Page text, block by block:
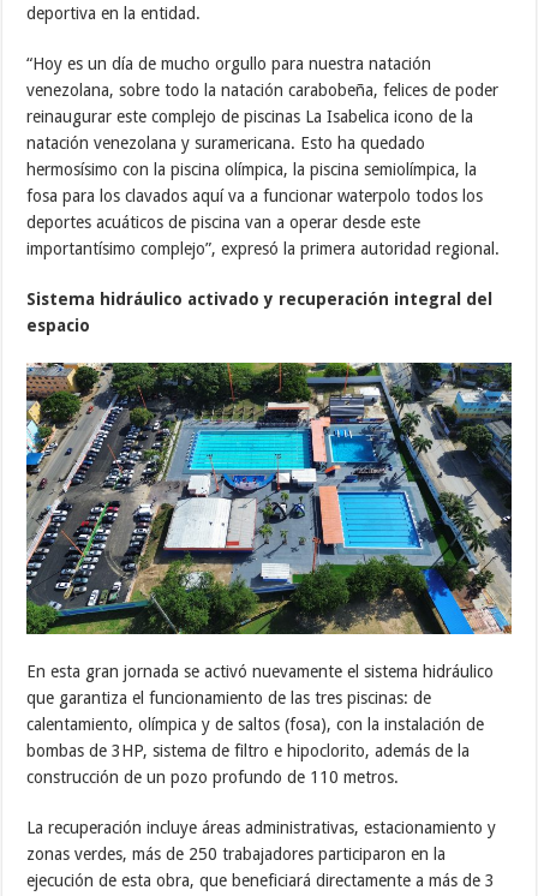
deportiva en la entidad.
“Hoy es un día de mucho orgullo para nuestra natación
venezolana, sobre todo la natación carabobeña, felices de poder
reinaugurar este complejo de piscinas La Isabelica icono de la
natación venezolana y suramericana. Esto ha quedado
hermosísimo con la piscina olímpica, la piscina semiolímpica, la
fosa para los clavados aquí va a funcionar waterpolo todos los
deportes acuáticos de piscina van a operar desde este
importantísimo complejo”, expresó la primera autoridad regional.
Sistema hidráulico activado y recuperación integral del
espacio
En esta gran jornada se activó nuevamente el sistema hidráulico
que garantiza el funcionamiento de las tres piscinas: de
calentamiento, olímpica y de saltos (fosa), con la instalación de
bombas de 3HP, sistema de filtro e hipoclorito, además de la
construcción de un pozo profundo de 110 metros.
La recuperación incluye áreas administrativas, estacionamiento y
zonas verdes, más de 250 trabajadores participaron en la
ejecución de esta obra, que beneficiará directamente a más de 3